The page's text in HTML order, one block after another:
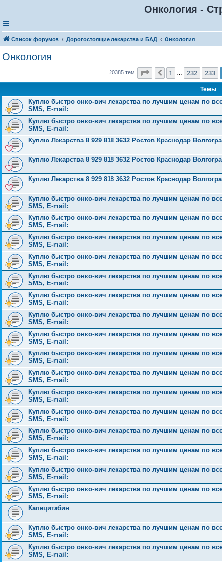
Онкология -
Список форумов Дорогостоящие лекарства и БАД Онкология
Онкология
20385 тем Страница 234из 816
Пред.
1 232 233
Темы
Куплю быстро онко-вич лекарства по лучшим ценам по
SMS, E-mail:
Куплю быстро онко-вич лекарства по лучшим ценам по
SMS, E-mail:
Куплю Лекарства 8 929 818 3632 Ростов Краснодар
Куплю Лекарства 8 929 818 3632 Ростов Краснодар
Куплю Лекарства 8 929 818 3632 Ростов Краснодар
Куплю быстро онко-вич лекарства по лучшим ценам по
SMS, E-mail:
Куплю быстро онко-вич лекарства по лучшим ценам по
SMS, E-mail:
Куплю быстро онко-вич лекарства по лучшим ценам по
SMS, E-mail:
Куплю быстро онко-вич лекарства по лучшим ценам по
SMS, E-mail:
Куплю быстро онко-вич лекарства по лучшим ценам по
SMS, E-mail:
Куплю быстро онко-вич лекарства по лучшим ценам по
SMS, E-mail:
Куплю быстро онко-вич лекарства по лучшим ценам по
SMS, E-mail:
Куплю быстро онко-вич лекарства по лучшим ценам по
SMS, E-mail:
Куплю быстро онко-вич лекарства по лучшим ценам по
SMS, E-mail:
Куплю быстро онко-вич лекарства по лучшим ценам по
SMS, E-mail:
Куплю быстро онко-вич лекарства по лучшим ценам по
SMS, E-mail:
Куплю быстро онко-вич лекарства по лучшим ценам по
SMS, E-mail:
Куплю быстро онко-вич лекарства по лучшим ценам по
SMS, E-mail:
Куплю быстро онко-вич лекарства по лучшим ценам по
SMS, E-mail:
Куплю быстро онко-вич лекарства по лучшим ценам по
SMS, E-mail:
Куплю быстро онко-вич лекарства по лучшим ценам по
SMS, E-mail:
Капецитабин
Куплю быстро онко-вич лекарства по лучшим ценам по
SMS, E-mail:
Куплю быстро онко-вич лекарства по лучшим ценам по
SMS, E-mail: